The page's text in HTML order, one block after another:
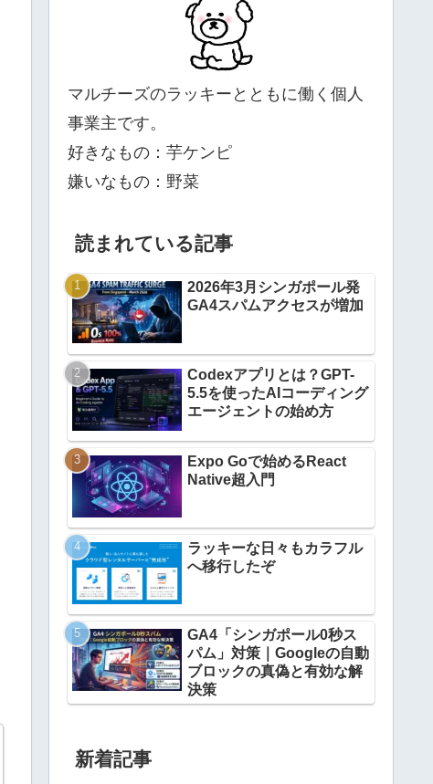
マルチーズのラッキーとともに働く個人
事業主です。
好きなもの：芋ケンピ
嫌いなもの：野菜
読まれている記事
2026年3月シンガポール発
GA4スパムアクセスが増加
Codexアプリとは？GPT-
5.5を使ったAIコーディング
エージェントの始め方
Expo Goで始めるReact
Native超入門
ラッキーな日々もカラフル
へ移行したぞ
GA4「シンガポール0秒ス
パム」対策｜Googleの自動
ブロックの真偽と有効な解
決策
新着記事